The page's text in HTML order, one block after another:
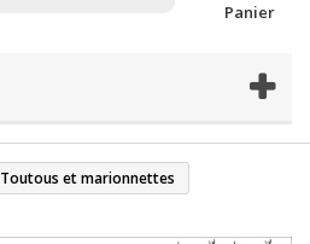
Panier
Toutous et marionnettes